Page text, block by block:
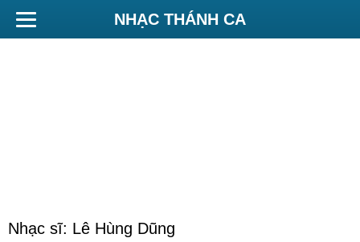
NHẠC THÁNH CA
Nhạc sĩ: Lê Hùng Dũng